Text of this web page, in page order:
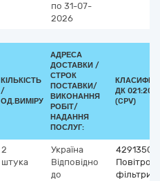
по 31-07-
2026
КІЛЬКІСТЬ
/
ОД.ВИМІРУ
АДРЕСА
ДОСТАВКИ /
СТРОК
ПОСТАВКИ/
ВИКОНАННЯ
РОБІТ/
НАДАННЯ
ПОСЛУГ:
ДК 021:2015
(CPV)
2
штука
Україна
Відповідно
до
фільтри